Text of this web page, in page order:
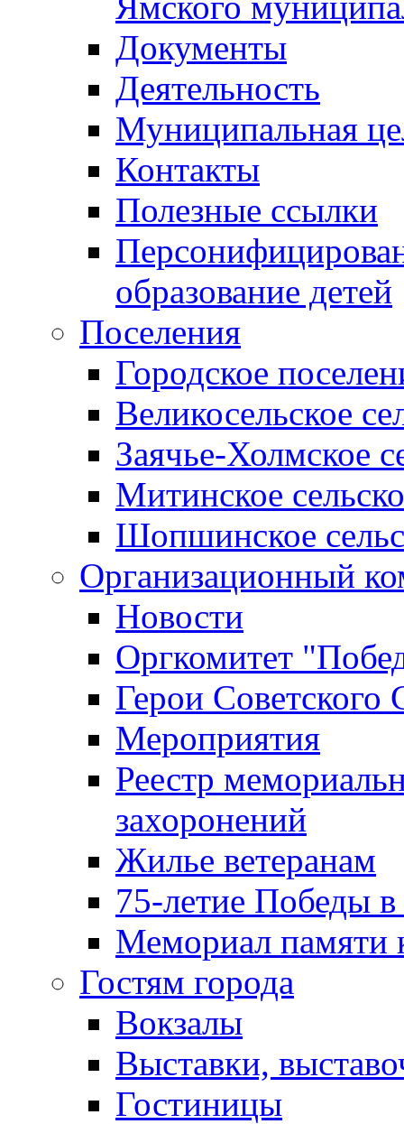
Документы
Деятельность
Муниципальная
Контакты
Полезные ссылки
образование детей
Поселения
Городское
Великосельское
Заячье-Холмское
Митинское
Шопшинское
Организационный
Новости
Оргкомитет
Герои Советского
Мероприятия
Реестр
захоронений
Жилье ветеранам
75-летие Победы
Мемориал памяти
Гостям города
Вокзалы
Выставки,
Гостиницы